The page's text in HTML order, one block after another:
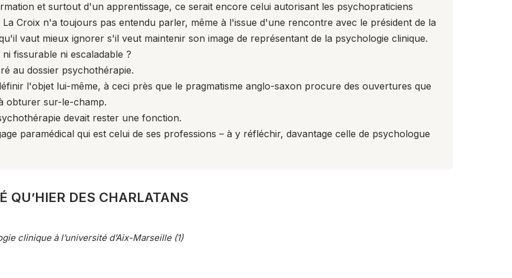
et surtout d'un apprentissage, ce serait encore celui autorisant les psychopraticiens
Croix n'a toujours pas entendu parler, même à l'issue d'une rencontre avec le président de la
vaut mieux ignorer s'il veut maintenir son image de représentant de la psychologie clinique.
fissurable ni escaladable ?
au dossier psychothérapie.
l'objet lui-même, à ceci près que le pragmatisme anglo-saxon procure des ouvertures que
obturer sur-le-champ.
devait rester une fonction.
paramédical qui est celui de ses professions – à y réfléchir, davantage celle de psychologue
QU’HIER DES CHARLATANS
clinique à l’université d’Aix-Marseille (1)